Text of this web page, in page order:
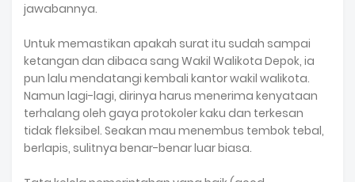
jawabannya.
Untuk memastikan apakah surat itu sudah sampai
ketangan dan dibaca sang Wakil Walikota Depok, ia
pun lalu mendatangi kembali kantor wakil walikota.
Namun lagi-lagi, dirinya harus menerima kenyataan
terhalang oleh gaya protokoler kaku dan terkesan
tidak fleksibel. Seakan mau menembus tembok tebal,
berlapis, sulitnya benar-benar luar biasa.